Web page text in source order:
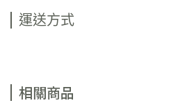
運送方式
相關商品